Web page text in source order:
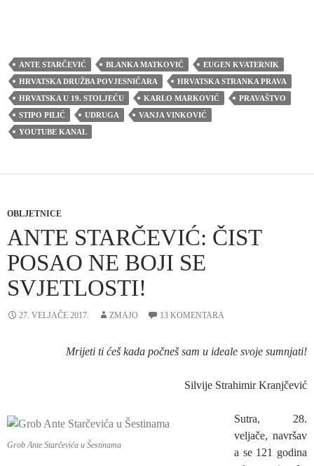
ANTE STARČEVIĆ BLANKA MATKOVIĆ
EUGEN KVATERNIK
HRVATSKA DRUŽBA POVJESNIČARA
HRVATSKA STRANKA PRAVA
HRVATSKA U 19. STOLJEĆU
KARLO MARKOVIĆ
PRAVAŠTVO
STIPO PILIĆ
UDRUGA
VANJA VINKOVIĆ
YOUTUBE KANAL
OBLJETNICE
ANTE STARČEVIĆ: ČIST
POSAO NE BOJI SE
SVJETLOSTI!
27. VELJAČE 2017. ZMAJO 13 KOMENTARA
Mrijeti ti ćeš kada počneš sam u ideale svoje sumnjati!
Silvije Strahimir Kranjčević
Grob Ante Starčevića u Šestinama
Sutra, 28.
veljače, navršav
a se 121 godina